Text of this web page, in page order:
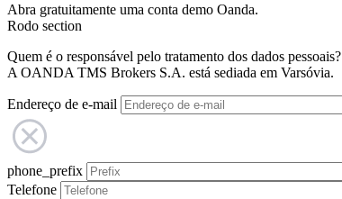
Abra gratuitamente uma conta demo Oanda.
Rodo section
Quem é o responsável pelo tratamento dos dados pessoais?
A OANDA TMS Brokers S.A. está sediada em Varsóvia.
Endereço de e-mail
phone_prefix
Telefone